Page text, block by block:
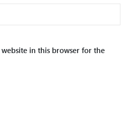
in this browser for the